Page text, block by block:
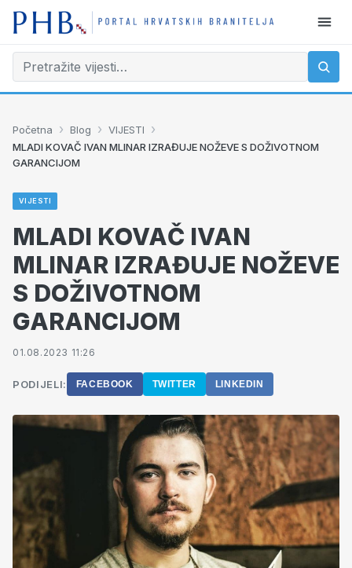
Početna › Blog › VIJESTI ›
MLADI KOVAČ IVAN MLINAR IZRAĐUJE NOŽEVE S DOŽIVOTNOM
GARANCIJOM
VIJESTI
MLADI KOVAČ IVAN
MLINAR IZRAĐUJE NOŽEVE
S DOŽIVOTNOM
GARANCIJOM
01.08.2023 11:26
PODIJELI: FACEBOOK TWITTER LINKEDIN